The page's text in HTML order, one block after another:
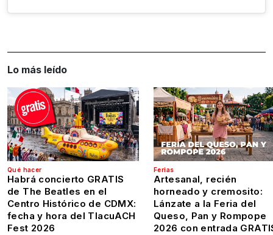
Lo más leído
Qué hacer
Habrá concierto GRATIS
de The Beatles en el
Centro Histórico de CDMX:
fecha y hora del TlacuACH
Fest 2026
Ferias
Artesanal, recién
horneado y cremosito:
Lánzate a la Feria del
Queso, Pan y Rompope
2026 con entrada